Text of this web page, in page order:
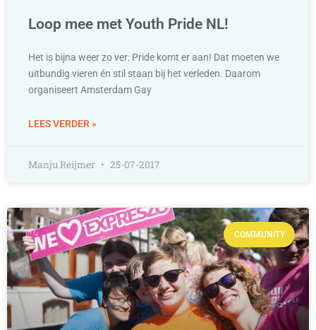
Loop mee met Youth Pride NL!
Het is bijna weer zo ver: Pride komt er aan! Dat moeten we
uitbundig vieren én stil staan bij het verleden. Daarom
organiseert Amsterdam Gay
LEES VERDER »
Manju Reijmer 25-07-2017
COMMUNITY